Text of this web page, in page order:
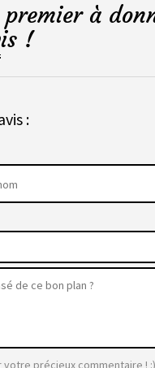
premier à
!
:
votre précieux commentaire ! :)